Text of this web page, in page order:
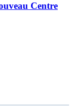
Centre